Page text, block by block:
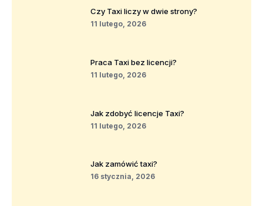
Czy Taxi liczy w dwie strony?
11 lutego, 2026
Praca Taxi bez licencji?
11 lutego, 2026
Jak zdobyć licencje Taxi?
11 lutego, 2026
Jak zamówić taxi?
16 stycznia, 2026